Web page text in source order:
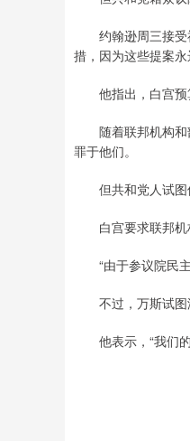
约翰逊周三接受
措，因为这些提案
他指出，白宫预算
随着联邦机构和
罪于他们。
但共和党人试图
白宫要求联邦机
“由于参议院民主
不过，万斯试图
他表示，“我们的